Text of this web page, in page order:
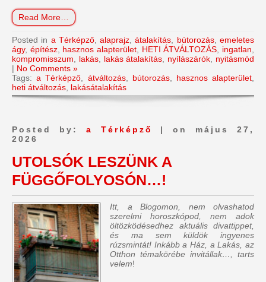
Read More…
Posted in a Térképző,alaprajz ,átalakítás bútorozás,emeletes
ágy, építész, hasznos alapterület HETI ÁTVÁLTOZÁS ingatlan
kompromisszum
lakás, lakás átalakítás nyílászárók
nyitásmód
| No Comments »
Tags:a Térképző átváltozás, bútorozás, hasznos alapterület
heti átváltozás lakásátalakítás
Posted by: a Térképző
| on május 27,
2026
UTOLSÓK LESZÜNK A
FÜGGŐFOLYOSÓN…!
Itt, a Blogomon, nem olvashatod
szerelmi horoszkópod, nem adok
öltözködésedhez aktuális divattippet,
és ma sem küldök ingyenes
rúzsmintát! Inkább a Ház, a Lakás, az
Otthon témakörébe invitállak…, tarts
velem!